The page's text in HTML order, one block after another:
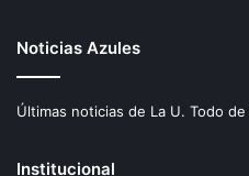
Noticias Azules
Últimas noticias de La U. Todo
Institucional